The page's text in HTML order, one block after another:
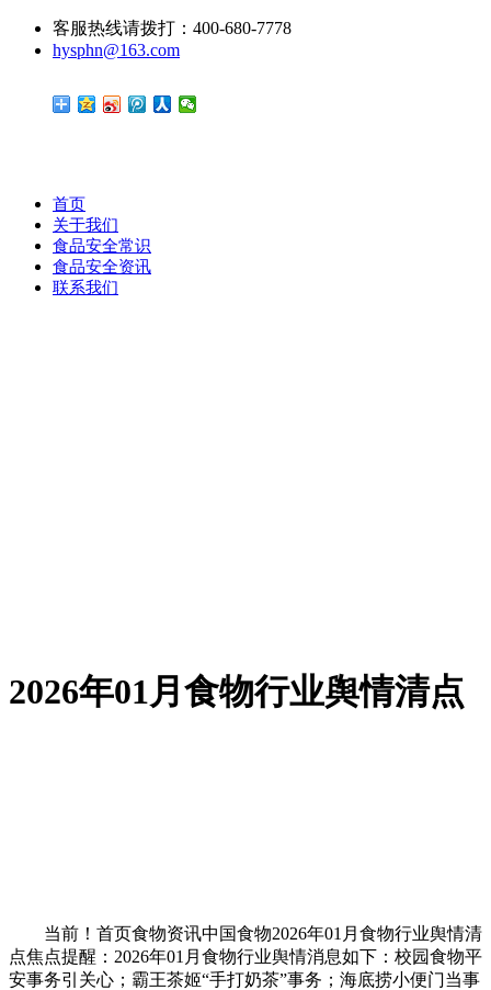
客服热线请拨打：400-680-7778
hysphn@163.com
首页
关于我们
食品安全常识
食品安全资讯
联系我们
2026年01月食物行业舆情清点
当前！首页食物资讯中国食物2026年01月食物行业舆情清
点焦点提醒：2026年01月食物行业舆情消息如下：校园食物平
安事务引关心；霸王茶姬“手打奶茶”事务；海底捞小便门当事